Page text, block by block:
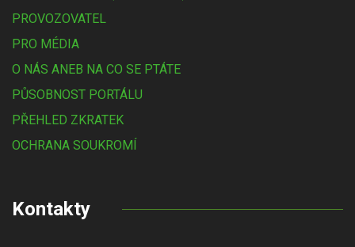
PROVOZOVATEL
PRO MÉDIA
O NÁS ANEB NA CO SE PTÁTE
PŮSOBNOST PORTÁLU
PŘEHLED ZKRATEK
OCHRANA SOUKROMÍ
Kontakty